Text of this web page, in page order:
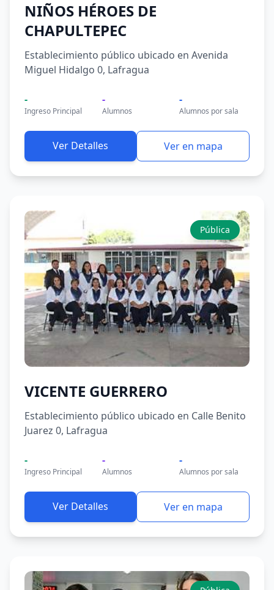
NIÑOS HÉROES DE
CHAPULTEPEC
Establecimiento público ubicado en Avenida
Miguel Hidalgo 0, Lafragua
-
Ingreso Principal
-
Alumnos
-
Alumnos por sala
Ver Detalles Ver en mapa
Pública
VICENTE GUERRERO
Establecimiento público ubicado en Calle Benito
Juarez 0, Lafragua
-
Ingreso Principal
-
Alumnos
-
Alumnos por sala
Ver Detalles Ver en mapa